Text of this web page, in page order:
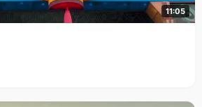
11:05